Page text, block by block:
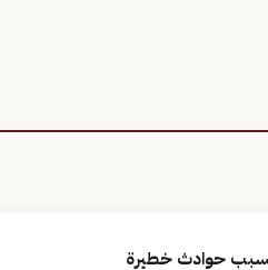
يسبب حوادث خطيرة